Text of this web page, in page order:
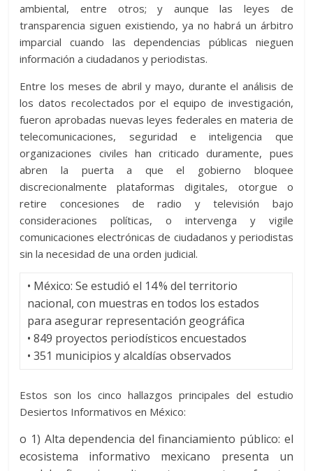
ambiental, entre otros; y aunque las leyes de
transparencia siguen existiendo, ya no habrá un árbitro
imparcial cuando las dependencias públicas nieguen
información a ciudadanos y periodistas.
Entre los meses de abril y mayo, durante el análisis de
los datos recolectados por el equipo de investigación,
fueron aprobadas nuevas leyes federales en materia de
telecomunicaciones, seguridad e inteligencia que
organizaciones civiles han criticado duramente, pues
abren la puerta a que el gobierno bloquee
discrecionalmente plataformas digitales, otorgue o
retire concesiones de radio y televisión bajo
consideraciones políticas, o intervenga y vigile
comunicaciones electrónicas de ciudadanos y periodistas
sin la necesidad de una orden judicial.
• México: Se estudió el 14 % del territorio
nacional, con muestras en todos los estados
para asegurar representación geográfica
•849 proyectos periodísticos encuestados
•351 municipios y alcaldías observados
Estos son los cinco hallazgos principales del estudio
Desiertos Informativos en México:
o 1) Alta dependencia del financiamiento público: el
ecosistema informativo mexicano presenta un